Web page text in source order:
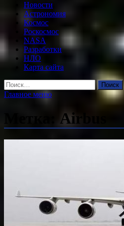
Новости
Астрономия
Космос
Роскосмос
NASA
Разработки
НЛО
Карта сайта
Найти:
Главное меню
Airbus